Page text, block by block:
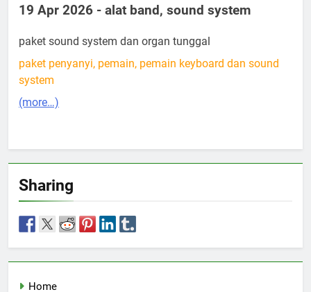
19 Apr 2026 - alat band, sound system
paket sound system dan organ tunggal
paket penyanyi, pemain, pemain keyboard dan sound
system
(more…)
Sharing
Home